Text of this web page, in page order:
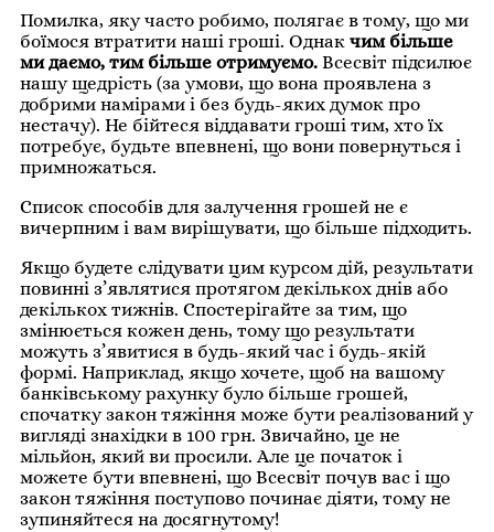
Помилка, яку часто робимо, полягає в тому, що ми
боїмося втратити наші гроші. Однак чим більше
ми даємо, тим більше отримуємо. Всесвіт підсилює
нашу щедрість (за умови, що вона проявлена ​​з
добрими намірами і без будь-яких думок про
нестачу). Не бійтеся віддавати гроші тим, хто їх
потребує, будьте впевнені, що вони повернуться і
примножаться.
Список способів для залучення грошей не є
вичерпним і вам вирішувати, що більше підходить.
Якщо будете слідувати цим курсом дій, результати
повинні з’являтися протягом декількох днів або
декількох тижнів. Спостерігайте за тим, що
змінюється кожен день, тому що результати
можуть з’явитися в будь-який час і будь-якій
формі. Наприклад, якщо хочете, щоб на вашому
банківському рахунку було більше грошей,
спочатку закон тяжіння може бути реалізований у
вигляді знахідки в 100 грн. Звичайно, це не
мільйон, який ви просили. Але це початок і
можете бути впевнені, що Всесвіт почув вас і що
закон тяжіння поступово починає діяти, тому не
зупиняйтеся на досягнутому!